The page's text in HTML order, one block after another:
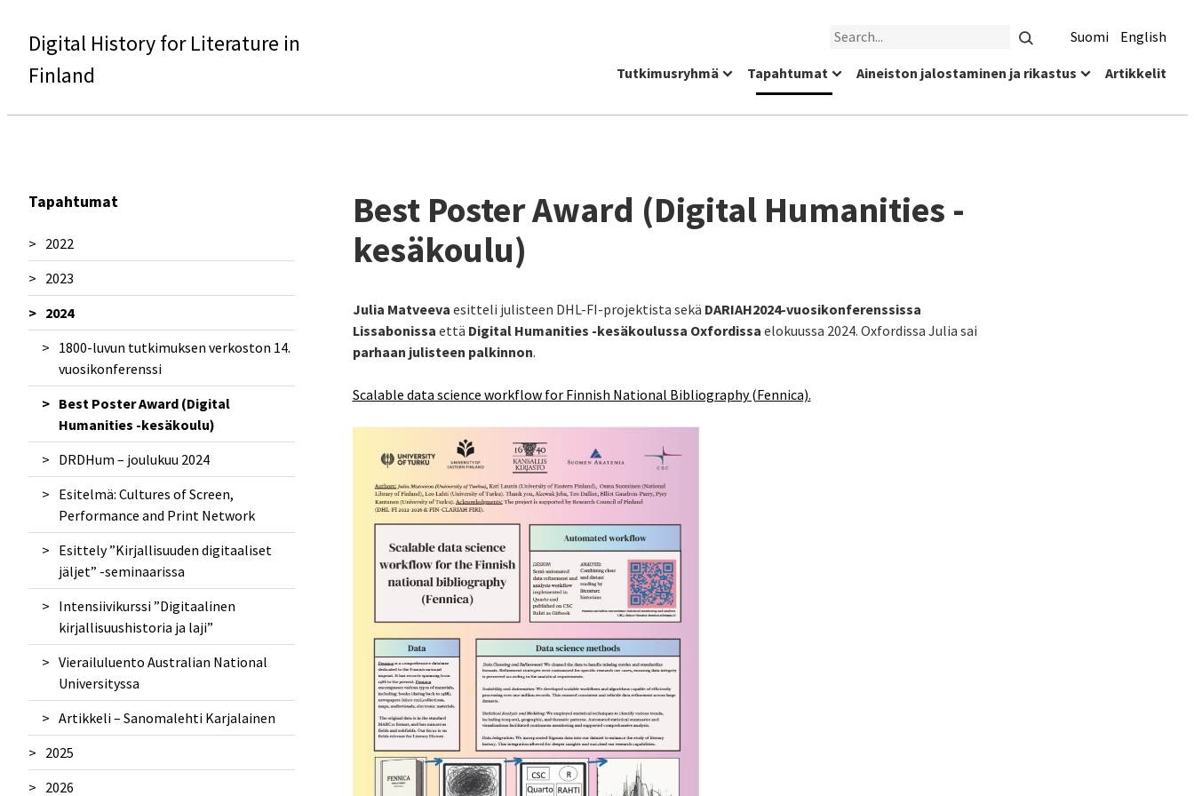
Digital History for Literature in
Finland
Search Suomi English
Tutkimusryhmä Tapahtumat Aineiston jalostaminen ja rikastus Artikkelit
Tapahtumat
2022
Sanomalehtisymposiumi 2022
Seminaari: Kirjallisuushistorian
uudistuvat metodit
2023
Esittely Unlocking the Past in the
Digital Age -seminaarissa
Kirjallisuudentutkimuksen päivät
4.-5.5.2023
Konsortion esittely 30.11.2023
Konsortion verkostotapaaminen
Turussa
2024
1800-luvun tutkimuksen verkoston 14.
vuosikonferenssi
Best Poster Award (Digital
Humanities -kesäkoulu)
DRDHum – joulukuu 2024
Esitelmä: Cultures of Screen,
Performance and Print Network
Esittely ”Kirjallisuuden digitaaliset
jäljet” -seminaarissa
Intensiivikurssi ”Digitaalinen
kirjallisuushistoria ja laji”
Vierailuluento Australian National
Universityssa
Artikkeli – Sanomalehti Karjalainen
2025
DARIAH Annual Event 2025
2026
Best Poster Award (Digital Humanities -
kesäkoulu)
Julia Matveeva esitteli julisteen DHL-FI-projektista sekä DARIAH2024-vuosikonferenssissa
Lissabonissa että Digital Humanities -kesäkoulussa Oxfordissa elokuussa 2024. Oxfordissa Julia sai
parhaan julisteen palkinnon.
Scalable data science workflow for Finnish National Bibliography (Fennica).